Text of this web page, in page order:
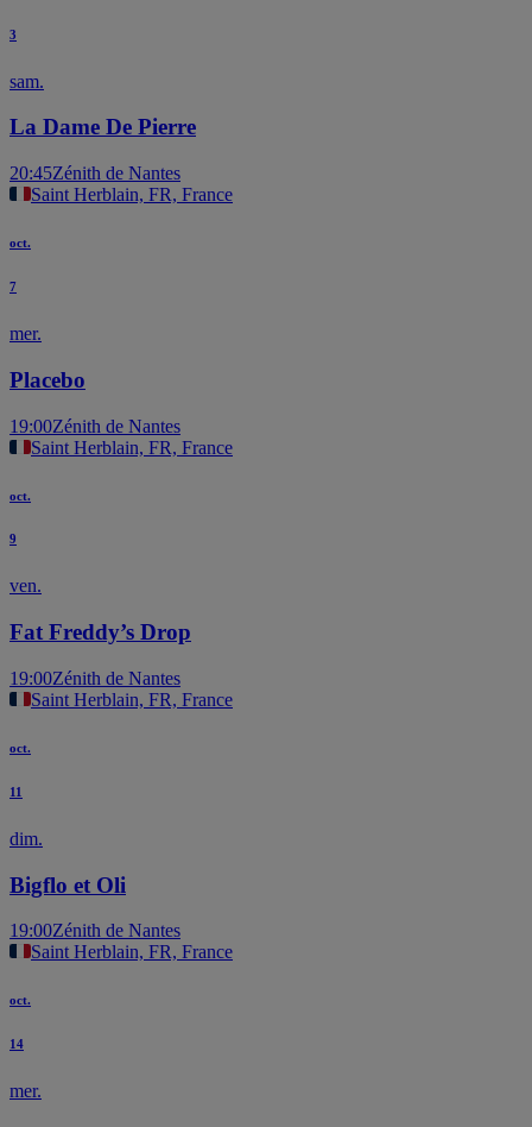
3
sam.
La Dame De Pierre
20:45Zénith de Nantes
Saint Herblain, FR, France
oct.
7
mer.
Placebo
19:00Zénith de Nantes
Saint Herblain, FR, France
oct.
9
ven.
Fat Freddy’s Drop
19:00Zénith de Nantes
Saint Herblain, FR, France
oct.
11
dim.
Bigflo et Oli
19:00Zénith de Nantes
Saint Herblain, FR, France
oct.
14
mer.